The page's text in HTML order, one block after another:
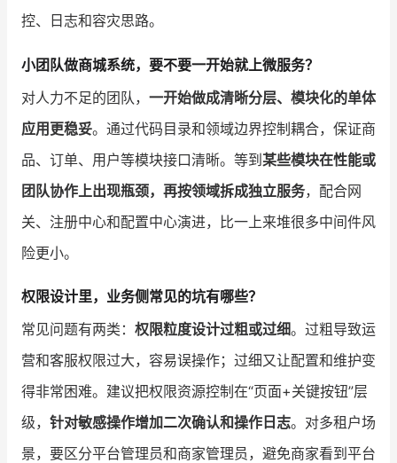
控、日志和容灾思路。
小团队做商城系统，要不要一开始就上微服务？
对人力不足的团队， 一开始做成清晰分层、模块化的单体
应用更稳妥。通过代码目录和领域边界控制耦合，保证商
品、订单、用户等模块接口清晰。等到某些模块在性能或
团队协作上出现瓶颈，再按领域拆成独立服务，配合网
关、注册中心和配置中心演进，比一上来堆很多中间件风
险更小。
权限设计里，业务侧常见的坑有哪些？
常见问题有两类： 权限粒度设计过粗或过细。过粗导致运
营和客服权限过大，容易误操作；过细又让配置和维护变
得非常困难。建议把权限资源控制在“页面+关键按钮”层
级， 针对敏感操作增加二次确认和操作日志。对多租户场
景，要区分平台管理员和商家管理员，避免商家看到平台